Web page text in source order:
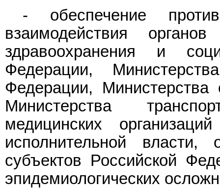
- обеспечение
взаимодействия
здравоохранения и
Федерации,
Федерации,
Министерства
медицинских
исполнительной власти,
субъектов Российской
эпидемиологических